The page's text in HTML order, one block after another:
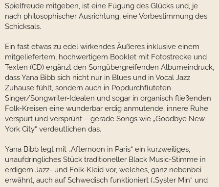
Spielfreude mitgeben, ist eine Fügung des Glücks und, je
nach philosophischer Ausrichtung, eine Vorbestimmung des
Schicksals.
Ein fast etwas zu edel wirkendes Äußeres inklusive einem
mitgeliefertem, hochwertigem Booklet mit Fotostrecke und
Texten (CD) ergänzt den Songübergreifenden Albumeindruck,
dass Yana Bibb sich nicht nur in Blues und in Vocal Jazz
Zuhause fühlt, sondern auch in Popdurchfluteten
Singer/Songwriter-Idealen und sogar in organisch fließenden
Folk-Kreisen eine wunderbar erdig anmutende, innere Ruhe
verspürt und versprüht – gerade Songs wie „Goodbye New
York City“ verdeutlichen das.
Yana Bibb legt mit „Afternoon in Paris“ ein kurzweiliges,
unaufdringliches Stück traditioneller Black Music-Stimme in
erdigem Jazz- und Folk-Kleid vor, welches, ganz nebenbei
erwähnt, auch auf Schwedisch funktioniert („Syster Min“ und